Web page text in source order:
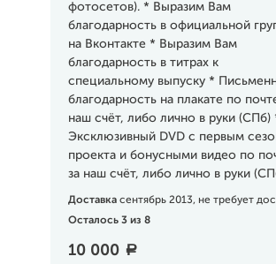
фотосетов). * Выразим Вам
благодарность в официальной
на Вконтакте * Выразим Вам
благодарность в титрах к
специальному выпуску *
благодарность на плакате по
наш счёт, либо лично в руки (СПб)
Эксклюзивный DVD с первым
проекта и бонусными видео по
за наш счёт, либо лично в руки
Доставка сентябрь 2013, не требует
Осталось 3 из 8
10 000 a